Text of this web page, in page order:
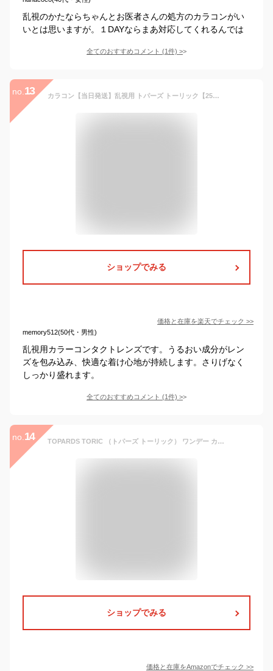
乱視のかたならちゃんとお医者さんの処方のカラコンがい
いとは思いますが。１DAYならまあ対応してくれるんでは
全てのおすすめコメント (1件) >
no. 13 カラコン【当日発送】乱視用 トパーズ トーリック【25％OFFクーポン】【1箱10枚入り】度あり 度なし ワンデー 1day 14.2mm TOPARDS Toric 指原莉乃 さっしー 指原 さしこ UVカット 高含水 カラー コンタクト 新色
ショップでみる
価格と在庫を楽天でチェック >>
memory512(50代・男性)
乱視用カラーコンタクトレンズです。うるおい成分がレン
ズを包み込み、快適な着け心地が持続します。さりげなく
しっかり盛れます。
全てのおすすめコメント (1件) >
no. 14 TOPARDS TORIC （トパーズ トーリック） ワンデー カラコン 乱視用 指原莉乃 10枚 デートトパーズ CYL-1.25-3.75 抗ウィルス・抗菌おしぼり付き
ショップでみる
価格と在庫をAmazonでチェック >>